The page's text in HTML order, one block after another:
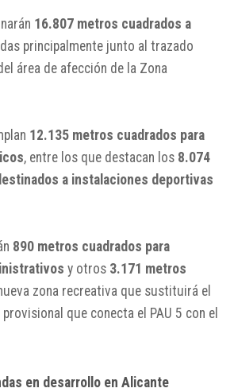
16.807 metros cuadrados a
principalmente junto al trazado
área de afección de la Zona
12.135 metros cuadrados para
, entre los que destacan los 8.074
a instalaciones deportivas
890 metros cuadrados para
y otros 3.171 metros
zona recreativa que sustituirá el
que conecta el PAU 5 con el
en desarrollo en Alicante